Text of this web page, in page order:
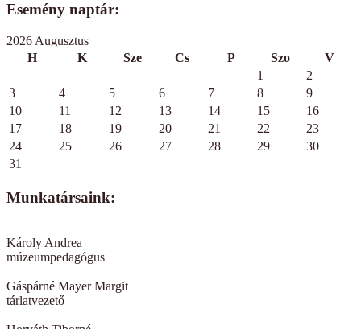
Esemény naptár:
2026 Augusztus
H
K Sze Cs P Szo
V
1
2
3
4 5 6 7 8
9
10
11 12 13 14 15
16
17
18 19 20 21 22
23
24
25 26 27 28 29
30
31
Munkatársaink:
Károly Andrea
múzeumpedagógus
Gáspárné Mayer Margit
tárlatvezető